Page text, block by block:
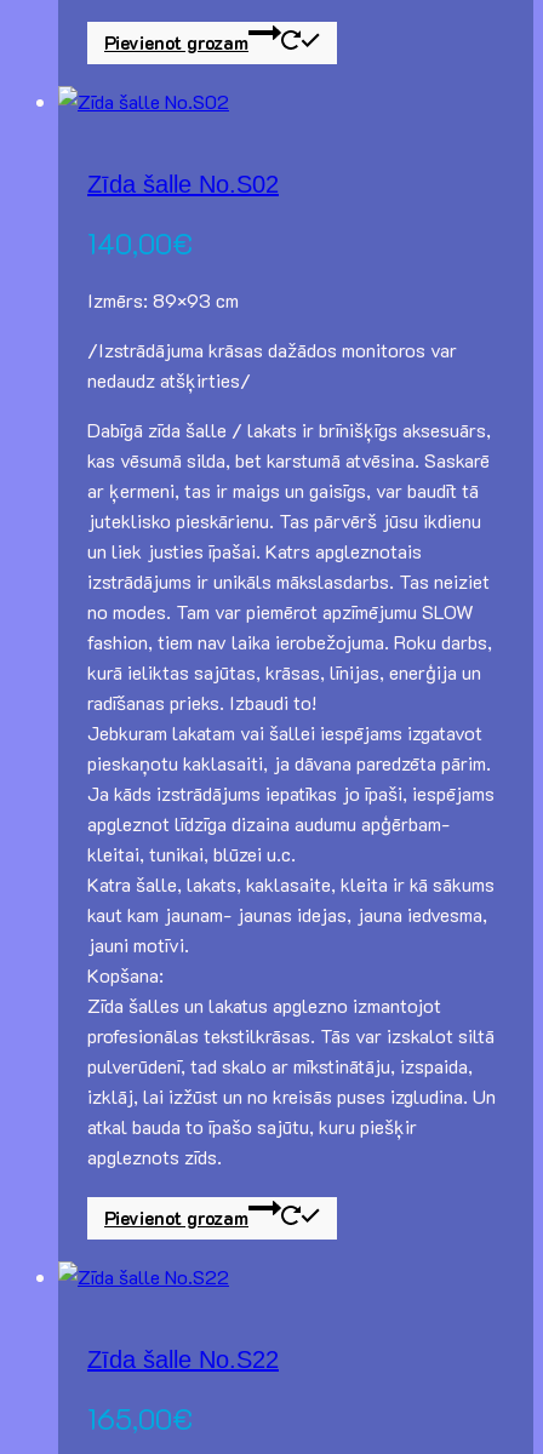
Pievienot grozam
Zīda šalle No.S02
140,00€
Izmērs: 89×93 cm
/Izstrādājuma krāsas dažādos monitoros var
nedaudz atšķirties/
Dabīgā zīda šalle / lakats ir brīnišķīgs aksesuārs,
kas vēsumā silda, bet karstumā atvēsina. Saskarē
ar ķermeni, tas ir maigs un gaisīgs, var baudīt tā
juteklisko pieskārienu. Tas pārvērš jūsu ikdienu
un liek justies īpašai. Katrs apgleznotais
izstrādājums ir unikāls mākslasdarbs. Tas neiziet
no modes. Tam var piemērot apzīmējumu SLOW
fashion, tiem nav laika ierobežojuma. Roku darbs,
kurā ieliktas sajūtas, krāsas, līnijas, enerģija un
radīšanas prieks. Izbaudi to!
Jebkuram lakatam vai šallei iespējams izgatavot
pieskaņotu kaklasaiti, ja dāvana paredzēta pārim.
Ja kāds izstrādājums iepatīkas jo īpaši, iespējams
apgleznot līdzīga dizaina audumu apģērbam-
kleitai, tunikai, blūzei u.c.
Katra šalle, lakats, kaklasaite, kleita ir kā sākums
kaut kam jaunam- jaunas idejas, jauna iedvesma,
jauni motīvi.
Kopšana:
Zīda šalles un lakatus apglezno izmantojot
profesionālas tekstilkrāsas. Tās var izskalot siltā
pulverūdenī, tad skalo ar mīkstinātāju, izspaida,
izklāj, lai izžūst un no kreisās puses izgludina. Un
atkal bauda to īpašo sajūtu, kuru piešķir
apgleznots zīds.
Pievienot grozam
Zīda šalle No.S22
165,00€